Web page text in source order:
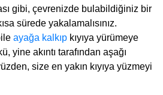
gibi, çevrenizde bulabildiğiniz bir
sürede yakalamalısınız.
ayağa kalkıp kıyıya yürümeye
yine akıntı tarafından aşağı
size en yakın kıyıya yüzmeyi